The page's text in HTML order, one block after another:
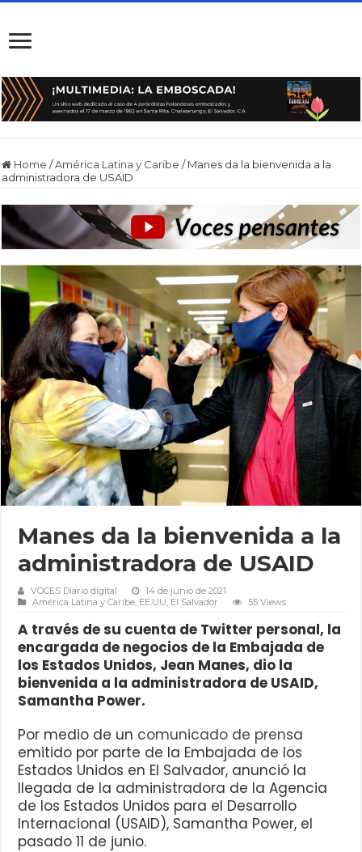
Home /América Latina y Caribe / Manes da la bienvenida a la
administradora de USAID
Manes da la bienvenida a la
administradora de USAID
VOCES Diario digital
14 de junio de 2021
América Latina y Caribe EE.UU El Salvador 55 Views
A través de su cuenta de Twitter personal, la
encargada de negocios de la Embajada de
los Estados Unidos, Jean Manes, dio la
bienvenida a la administradora de USAID,
Samantha Power.
Por medio de un comunicado de prensa
emitido por parte de la Embajada de los
Estados Unidos en El Salvador, anunció la
llegada de la administradora de la Agencia
de los Estados Unidos para el Desarrollo
Internacional (USAID), Samantha Power, el
pasado 11 de junio.